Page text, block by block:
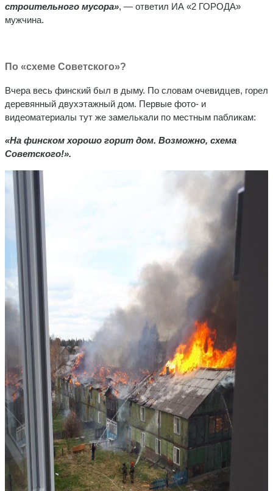
строительного мусора», — ответил ИА «2 ГОРОДА»
мужчина.
По «схеме Советского»?
Вчера весь финский был в дыму. По словам очевидцев, горел
деревянный двухэтажный дом. Первые фото- и
видеоматериалы тут же замелькали по местным пабликам:
«На финском хорошо горит дом. Возможно, схема
Советского!».